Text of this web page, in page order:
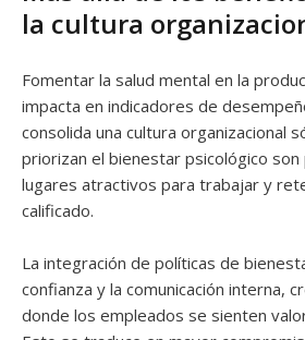
la cultura
Fomentar la salud mental en la
impacta en indicadores de
consolida una cultura organizacional
priorizan el bienestar psicológico son
lugares atractivos para trabajar y
calificado.
La integración de políticas de
confianza y la comunicación interna,
donde los empleados se sienten